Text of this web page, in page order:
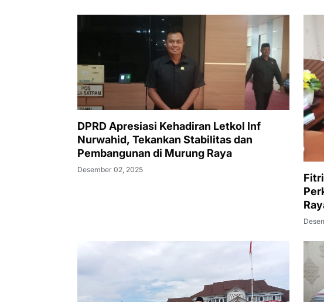
DPRD Apresiasi Kehadiran Letkol Inf
Nurwahid, Tekankan Stabilitas dan
Pembangunan di Murung Raya
Desember 02, 2025